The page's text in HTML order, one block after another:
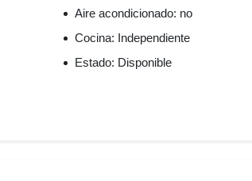
Aire acondicionado: no
Cocina: Independiente
Estado: Disponible